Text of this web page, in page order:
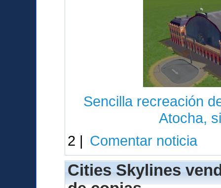
Sencilla recreación
Atocha,
2 | Comentar noticia
Cities Skylines